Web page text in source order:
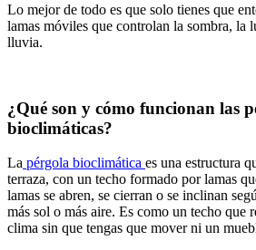
Lo mejor de todo es que solo tienes que
lamas móviles que controlan la sombra, la
lluvia.
¿Qué son y cómo funcionan las
bioclimáticas?
La pérgola bioclimática es una estructura
terraza, con un techo formado por lamas
lamas se abren, se cierran o se inclinan
más sol o más aire. Es como un techo que
clima sin que tengas que mover ni un